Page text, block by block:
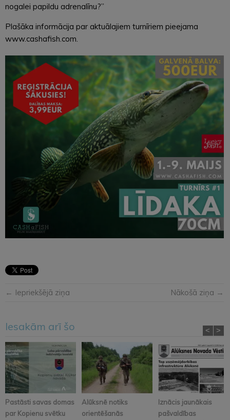
nogalei papildu adrenalīnu?”
Plašāka informācija par aktuālajiem turnīriem pieejama
www.cashafish.com.
← Iepriekšējā ziņa Nākošā ziņa →
Iesakām arī šo
Pastāsti savas domas
par Kopienu svētku
Alūksnē notiks
orientēšanās
Iznācis jaunākais
pašvaldības
< >